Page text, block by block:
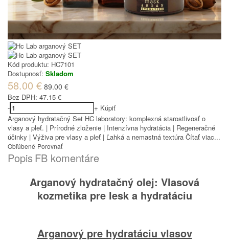
Kód produktu: HC7101
Dostupnosť: Skladom
58.00 € 89.00 €
Bez DPH: 47.15 €
-
+ Kúpiť
Arganový hydratačný Set HC laboratory: komplexná starostlivosť o
vlasy a pleť. | Prírodné zloženie | Intenzívna hydratácia | Regeneračné
účinky | Výživa pre vlasy a pleť | Ľahká a nemastná textúra Čítať viac...
Obľúbené Porovnať
Popis FB komentáre
Arganový hydratačný olej: Vlasová
kozmetika pre lesk a hydratáciu
Arganový pre hydratáciu vlasov